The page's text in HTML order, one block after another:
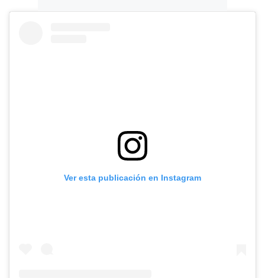
Ver esta publicación en Instagram